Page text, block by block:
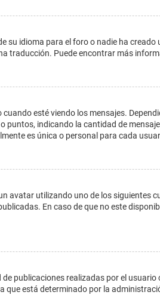
su idioma para el foro o nadie ha
traducción. Puede encontrar más
esté viendo los mensajes.
puntos, indicando la cantidad de
es única o personal para cada
avatar utilizando uno de los
En caso de que no este
publicaciones realizadas por el
está determinado por la